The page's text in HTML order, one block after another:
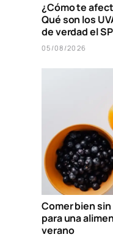
¿Cómo te
Qué son los
de verdad el
05/08/2026
Comer bien
para una
verano